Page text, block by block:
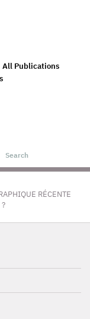
All Publications
RÉCENTE